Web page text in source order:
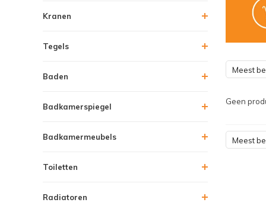
Kranen
Tegels
Baden
Badkamerspiegel
Badkamermeubels
Toiletten
Radiatoren
Meest
Geen
Meest